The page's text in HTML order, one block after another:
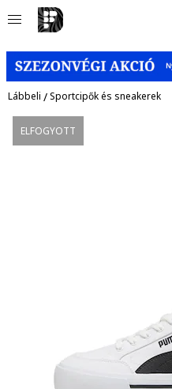
Lábbeli /Sportcipők és sneakerek
ELFOGYOTT